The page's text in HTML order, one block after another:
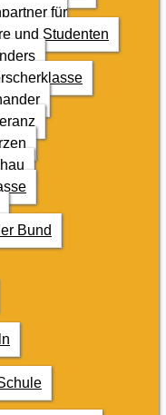
für
und Studenten
Bund